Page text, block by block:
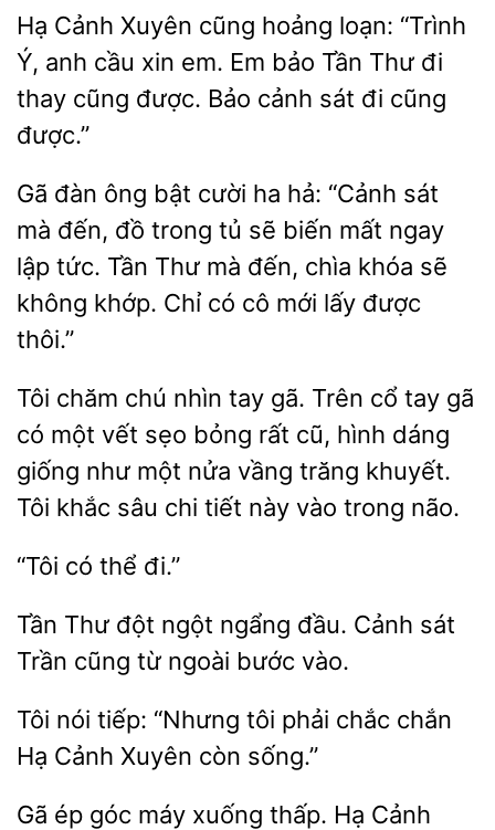
Hạ Cảnh Xuyên cũng hoảng loạn: “Trình
Ý, anh
xin em. Em bảo Tần
đi
thay cũng được. Bảo cảnh sát đi
được.”
Gã đàn ông
cười ha hả: “Cảnh sát
mà
đồ trong tủ sẽ
mất ngay
lập tức. Tần Thư mà đến, chìa khóa sẽ
không khớp. Chỉ có cô mới lấy được
thôi.”
Tôi chăm chú nhìn tay gã. Trên cổ tay gã
có
vết sẹo bỏng rất cũ, hình dáng
giống như một nửa vầng trăng khuyết.
khắc
chi tiết này vào trong não.
thể
Tần đột ngột ngẩng đầu.
sát
Trần cũng từ
bước vào.
nói tiếp:
tôi phải chắc chắn
Hạ Cảnh
còn sống.”
Gã
góc máy xuống thấp. Hạ Cảnh